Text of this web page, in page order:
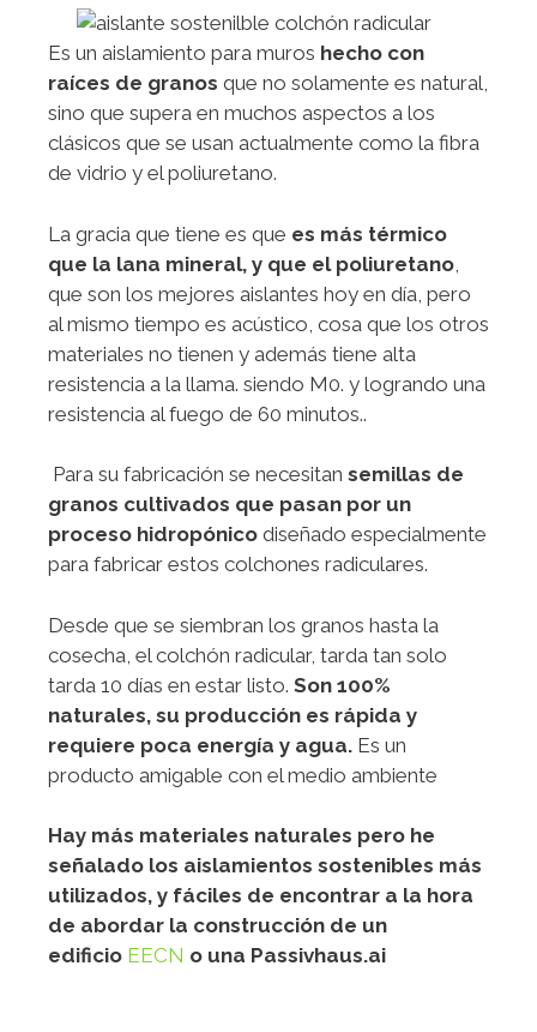
Es un aislamiento para muros hecho con
raíces de granos que no solamente es natural,
sino que supera en muchos aspectos a los
clásicos que se usan actualmente como la fibra
de vidrio y el poliuretano.
La gracia que tiene es que es más térmico
que la lana mineral, y que el poliuretano
que son los mejores aislantes hoy en día, pero
al mismo tiempo es acústico, cosa que los otros
materiales no tienen y además tiene alta
resistencia a la llama. siendo M0. y logrando una
resistencia al fuego de 60 minutos..
Para su fabricación se necesitan semillas de
granos cultivados que pasan por un
proceso hidropónico diseñado especialmente
para fabricar estos colchones radiculares.
Desde que se siembran los granos hasta la
cosecha, el colchón radicular, tarda tan solo
tarda 10 días en estar listo. Son 100%
naturales, su producción es rápida y
requiere poca energía y agua. Es un
producto amigable con el medio ambiente
Hay más materiales naturales pero he
señalado los aislamientos sostenibles más
utilizados, y fáciles de encontrar a la hora
de abordar la construcción de un
edificio EECN o una Passivhaus.ai